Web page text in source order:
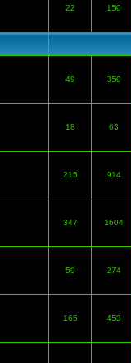
22 150
49 350
18 63
215 914
347 1604
59 274
165 453